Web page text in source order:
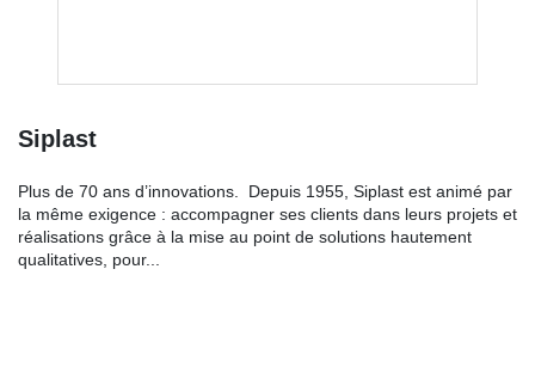
Siplast
Plus de 70 ans d’innovations. Depuis 1955, Siplast est animé par
la même exigence : accompagner ses clients dans leurs projets et
réalisations grâce à la mise au point de solutions hautement
qualitatives, pour...